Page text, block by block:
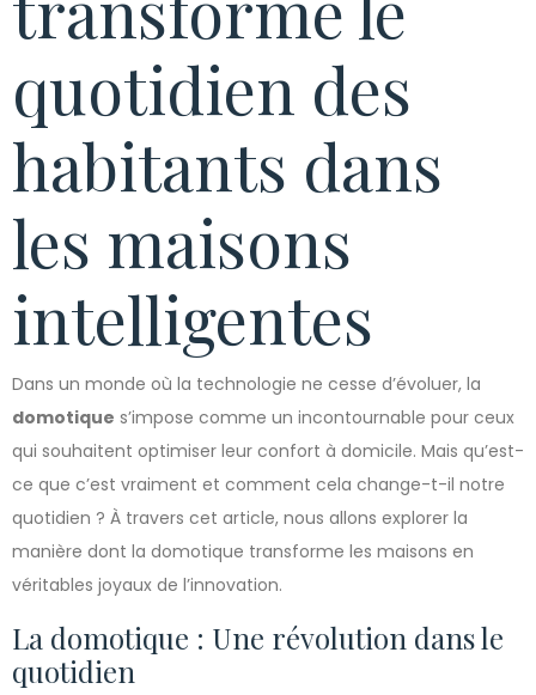
quotidien des
habitants dans
les maisons
intelligentes
Dans un monde où la technologie ne cesse d’évoluer, la
domotique s’impose comme un incontournable pour ceux
qui souhaitent optimiser leur confort à domicile. Mais qu’est-
ce que c’est vraiment et comment cela change-t-il notre
quotidien ? À travers cet article, nous allons explorer la
manière dont la domotique transforme les maisons en
véritables joyaux de l’innovation.
La domotique : Une révolution dans le
quotidien